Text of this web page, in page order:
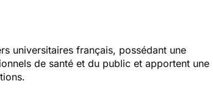
universitaires français, possédant une
de santé et du public et apportent une